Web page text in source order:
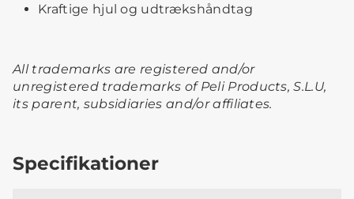
Kraftige hjul og udtrækshåndtag
All trademarks are registered and/or
unregistered trademarks of Peli Products, S.L.U,
its parent, subsidiaries and/or affiliates.
Specifikationer